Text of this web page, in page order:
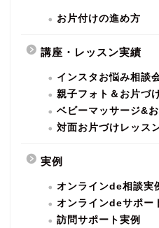
お片付けの進め方
講座・レッスン実績
インスタお悩み相談
親子フォト＆お片づ
ベビーマッサージ&
対面お片づけレッス
実例
オンラインde相談実
オンラインdeサポー
訪問サポート実例